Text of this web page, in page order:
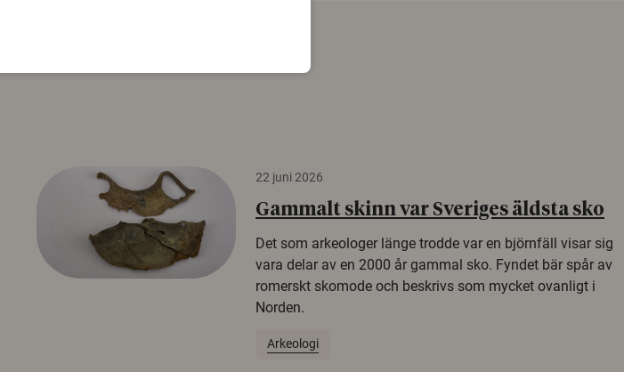
22 juni 2026
Gammalt skinn var Sveriges äldsta sko
Det som arkeologer länge trodde var en björnfäll visar sig
vara delar av en 2000 år gammal sko. Fyndet bär spår av
romerskt skomode och beskrivs som mycket ovanligt i
Norden.
Arkeologi